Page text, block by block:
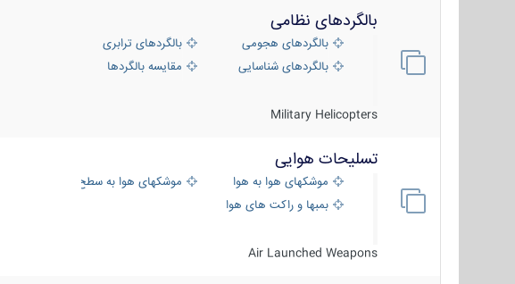
بالگردهای نظامی
بالگردهای هجومی
بالگردهای ترابری
بالگردهای شناسایی
مقایسه بالگردها
Military Helicopters
تسلیحات هوایی
موشکهای هوا به هوا
موشکهای هوا به سطح
بمبها و راکت های هوایی
Air Launched Weapons